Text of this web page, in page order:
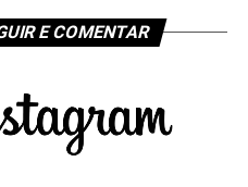
E COMENTAR